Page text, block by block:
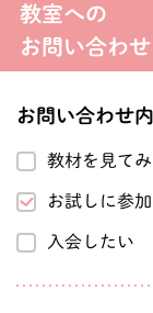
教室への
お問い合わせ
お問い合わせ
教材を見て
お試しに参
入会したい